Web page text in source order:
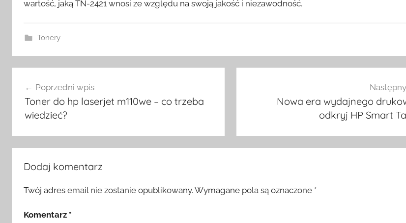
wartość, jaką TN-2421 wnosi ze względu na swoją jakość i niezawodność.
Tonery
wpisuPoprzedni wpis
Toner do hp laserjet m110we – co trzeba
wiedzieć?
Nowa era wydajnego
odkryj HP Smart
Dodaj komentarz
Twój adres email nie zostanie opublikowany. Wymagane pola są oznaczone *
Komentarz *